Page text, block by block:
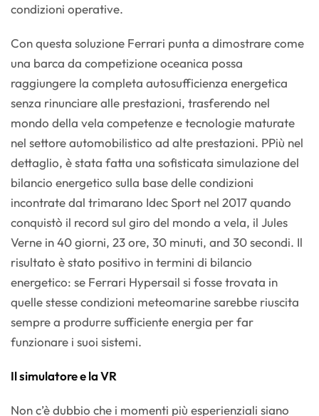
condizioni operative.
Con questa soluzione Ferrari punta a dimostrare come
una barca da competizione oceanica possa
raggiungere la completa autosufficienza energetica
senza rinunciare alle prestazioni, trasferendo nel
mondo della vela competenze e tecnologie maturate
nel settore automobilistico ad alte prestazioni. PPiù nel
dettaglio, è stata fatta una sofisticata simulazione del
bilancio energetico sulla base delle condizioni
incontrate dal trimarano Idec Sport nel 2017 quando
conquistò il record sul giro del mondo a vela, il Jules
Verne in 40 giorni, 23 ore, 30 minuti, and 30 secondi. Il
risultato è stato positivo in termini di bilancio
energetico: se Ferrari Hypersail si fosse trovata in
quelle stesse condizioni meteomarine sarebbe riuscita
sempre a produrre sufficiente energia per far
funzionare i suoi sistemi.
Il simulatore e la VR
Non c’è dubbio che i momenti più esperienziali siano